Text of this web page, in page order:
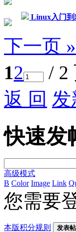
Linux入门到
下一页 »
12 / 2
返 回 发
快速发
高级模式
B Color Image Link
您需要
本版积分规则 发表